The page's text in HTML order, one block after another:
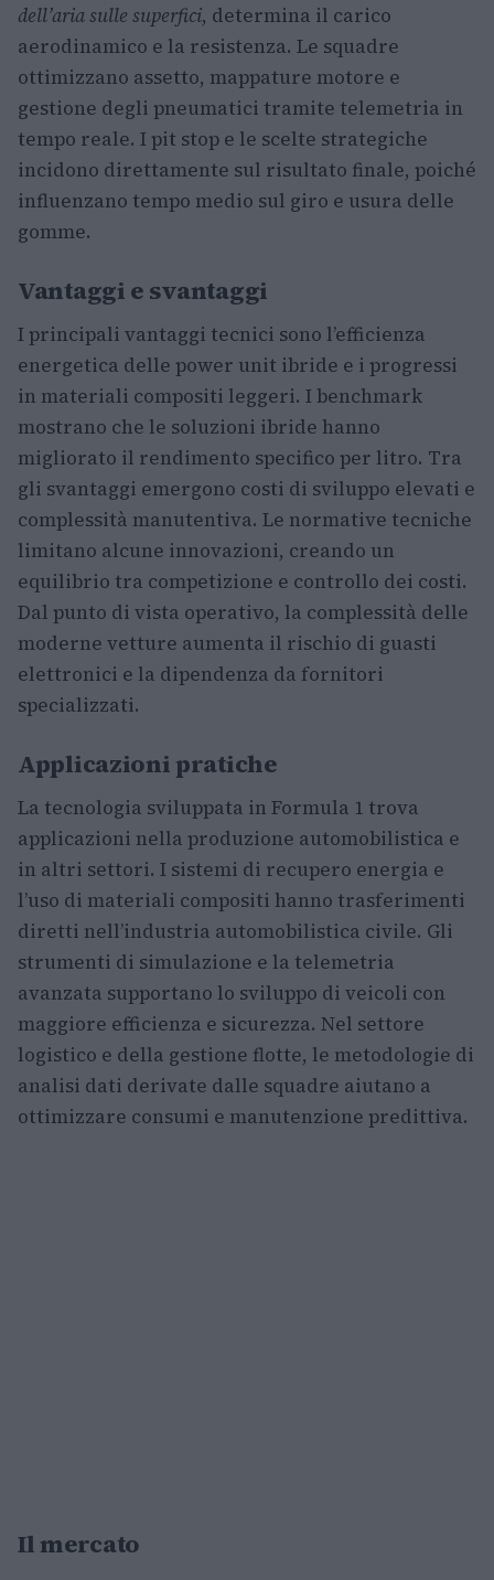
dell’aria sulle superfici, determina il carico
aerodinamico e la resistenza. Le squadre
ottimizzano assetto, mappature motore e
gestione degli pneumatici tramite telemetria in
tempo reale. I pit stop e le scelte strategiche
incidono direttamente sul risultato finale, poiché
influenzano tempo medio sul giro e usura delle
gomme.
Vantaggi e svantaggi
I principali vantaggi tecnici sono l’efficienza
energetica delle power unit ibride e i progressi
in materiali compositi leggeri. I benchmark
mostrano che le soluzioni ibride hanno
migliorato il rendimento specifico per litro. Tra
gli svantaggi emergono costi di sviluppo elevati e
complessità manutentiva. Le normative tecniche
limitano alcune innovazioni, creando un
equilibrio tra competizione e controllo dei costi.
Dal punto di vista operativo, la complessità delle
moderne vetture aumenta il rischio di guasti
elettronici e la dipendenza da fornitori
specializzati.
Applicazioni pratiche
La tecnologia sviluppata in Formula 1 trova
applicazioni nella produzione automobilistica e
in altri settori. I sistemi di recupero energia e
l’uso di materiali compositi hanno trasferimenti
diretti nell’industria automobilistica civile. Gli
strumenti di simulazione e la telemetria
avanzata supportano lo sviluppo di veicoli con
maggiore efficienza e sicurezza. Nel settore
logistico e della gestione flotte, le metodologie di
analisi dati derivate dalle squadre aiutano a
ottimizzare consumi e manutenzione predittiva.
Il mercato